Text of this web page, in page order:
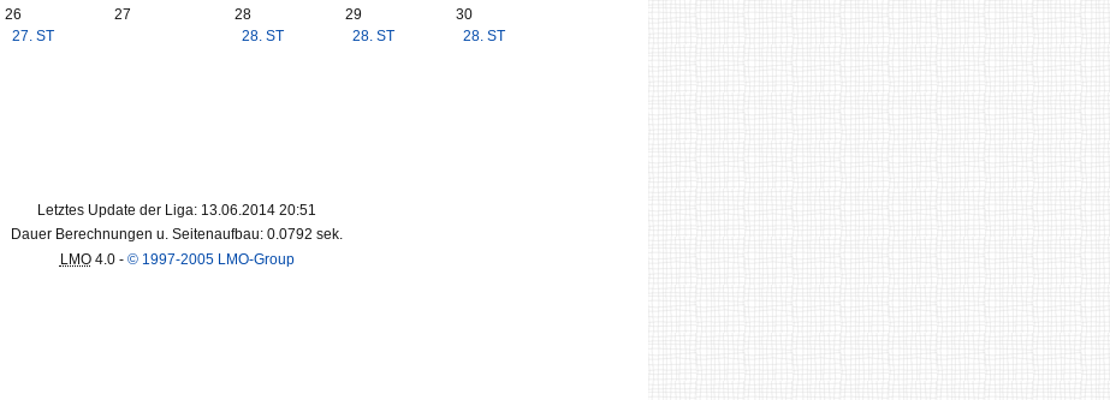
26
27. ST
27
28
28. ST
29
28. ST
30
28. ST
Letztes Update der Liga: 13.06.2014 20:51
Dauer Berechnungen u. Seitenaufbau: 0.0792 sek.
LMO4.0 - © 1997-2005 LMO-Group